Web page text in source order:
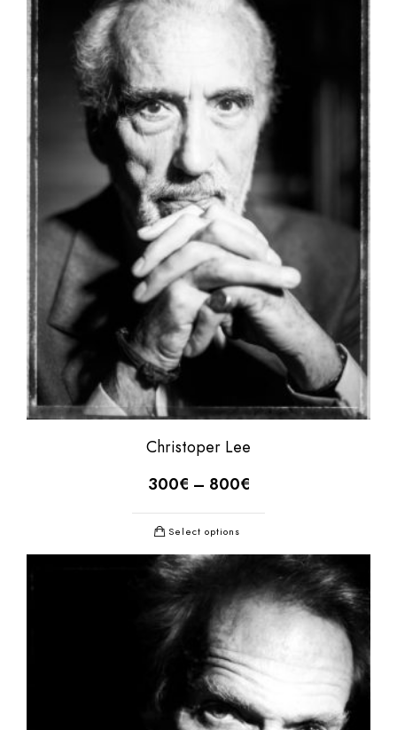
Christoper Lee
300€ – 800€
Select options